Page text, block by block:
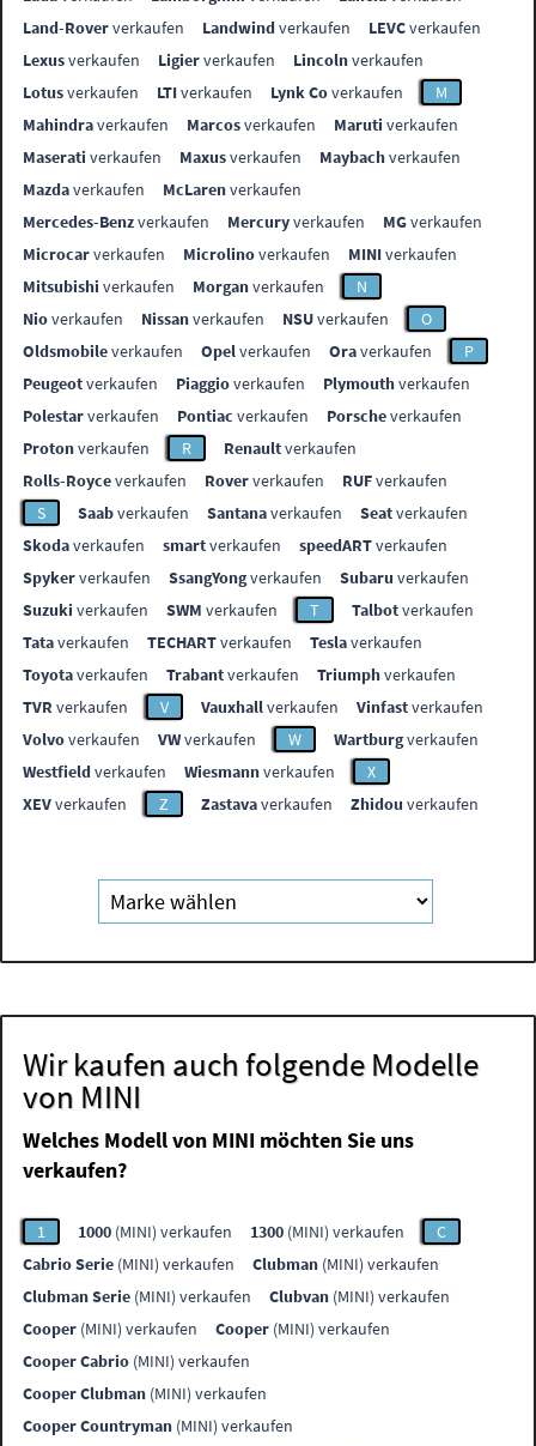
Land-Roververkaufen Landwindverkaufen LEVCverkaufen
Lexusverkaufen Ligierverkaufen Lincolnverkaufen
Lotusverkaufen LTIverkaufen Lynk Coverkaufen
M
Mahindraverkaufen Marcosverkaufen Maruti verkaufen
Maserati verkaufen Maxusverkaufen Maybachverkaufen
Mazdaverkaufen McLarenverkaufen
Mercedes-Benzverkaufen Mercuryverkaufen MGverkaufen
Microcarverkaufen Microlinoverkaufen MINIverkaufen
Mitsubishi verkaufen Morganverkaufen
N
Nioverkaufen Nissanverkaufen NSUverkaufen
O
Oldsmobileverkaufen Opelverkaufen Oraverkaufen
P
Peugeotverkaufen Piaggioverkaufen Plymouthverkaufen
Polestarverkaufen Pontiac verkaufen Porscheverkaufen
Protonverkaufen R Renaultverkaufen
Rolls-Royceverkaufen Roververkaufen RUFverkaufen
S
Saabverkaufen Santanaverkaufen Seatverkaufen
Skodaverkaufen smartverkaufen speedARTverkaufen
Spykerverkaufen SsangYongverkaufen Subaru verkaufen
Suzuki verkaufen SWM verkaufen T Talbotverkaufen
Tataverkaufen TECHARTverkaufen Teslaverkaufen
Toyotaverkaufen Trabantverkaufen Triumphverkaufen
TVR verkaufen V Vauxhallverkaufen Vinfastverkaufen
Volvoverkaufen VWverkaufen W Wartburgverkaufen
Westfieldverkaufen Wiesmannverkaufen
X
XEVverkaufen Z Zastavaverkaufen Zhidou verkaufen
Wir kaufen auch folgende Modelle
von MINI
Welches Modell von MINI möchten Sie uns
verkaufen?
1 1000 (MINI) verkaufen 1300 (MINI) verkaufen
C
Cabrio Serie (MINI) verkaufen Clubman (MINI) verkaufen
Clubman Serie (MINI) verkaufen Clubvan (MINI) verkaufen
Cooper (MINI) verkaufen Cooper (MINI) verkaufen
Cooper Cabrio (MINI) verkaufen
Cooper Clubman (MINI) verkaufen
Cooper Countryman (MINI) verkaufen